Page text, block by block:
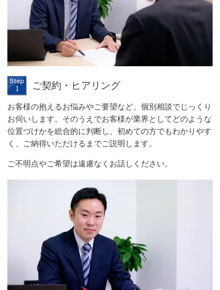
ご契約・ヒアリング
お客様の抱えるお悩みやご要望など、個別相談でじっくり
お伺いします。そのうえでお客様が業界としてどのような
位置づけかを総合的に判断し、初めての方でもわかりやす
く、ご納得いただけるまでご説明します。
ご不明点やご希望は遠慮なくお話しください。